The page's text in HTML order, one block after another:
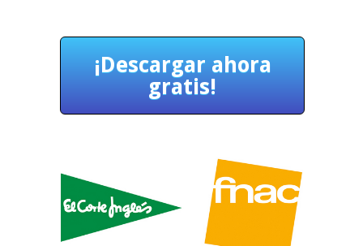
¡Descargar ahora
gratis!